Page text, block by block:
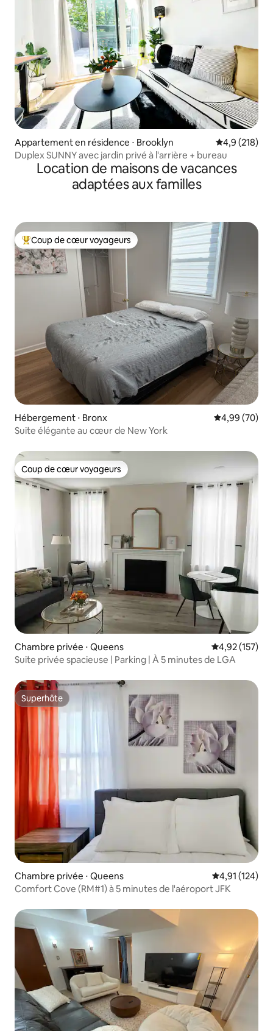
Appartement en résidence ⋅ Brooklyn Évaluation
4,9 (218)
Duplex SUNNY avec jardin privé à l'arrière + bureau
Location de maisons de vacances
adaptées aux familles
Coups de cœur voyageurs les plus appréciés
Coup de cœur voyageurs
Hébergement ⋅ Bronx Évaluation
4,99 (70)
Suite élégante au cœur de New York
Coup de cœur voyageurs
Coup de cœur voyageurs
Chambre privée ⋅ Queens Évaluation
4,92 (157)
Suite privée spacieuse | Parking | À 5 minutes de LGA
Superhôte
Superhôte
Chambre privée ⋅ Queens Évaluation
4,91 (124)
Comfort Cove (RM#1) à 5 minutes de l'aéroport JFK